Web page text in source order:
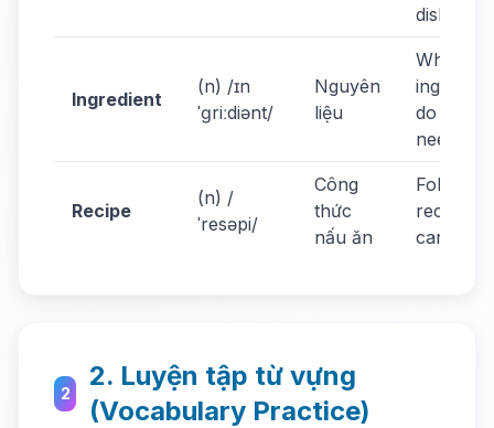
dish.
Ingredient
(n) /ɪn
ˈɡriːdiənt/
Nguyên
liệu
What
do you
need?
Recipe
(n) /
ˈresəpi/
Công
thức
nấu ăn
Follow
recipe
carefully.
2
2. Luyện tập từ vựng
(Vocabulary Practice)